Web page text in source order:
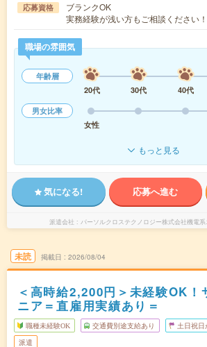
応募資格
ブランクOK
実務経験が浅い方もご相談ください！
職場の雰囲気
年齢層
20代
30代 40代
男女比率
女性
もっと見る
気になる! 応募へ進む
派遣会社 パーソルクロステクノロジー株式会社機電
未読 掲載日 2026/08/04
＜高時給2,200円＞未経験OK！
ニア＝直雇用実績あり＝
職種未経験OK 交通費別途支給あり 土日祝日
派遣